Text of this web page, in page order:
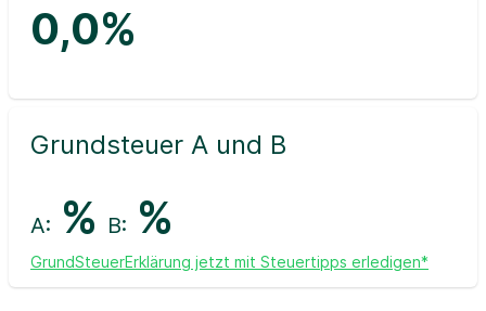
0,0%
Grundsteuer A und B
A: % B: %
GrundSteuerErklärung jetzt mit Steuertipps erledigen*